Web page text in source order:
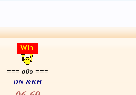
=== o0o ===
ĐN &KH